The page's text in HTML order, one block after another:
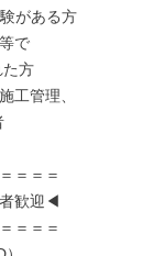
がある方
で
工管理、
＝＝＝
歓迎◀
＝＝＝